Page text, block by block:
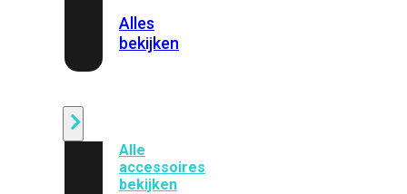
Alles
bekijken
Alle
accessoires
bekijken